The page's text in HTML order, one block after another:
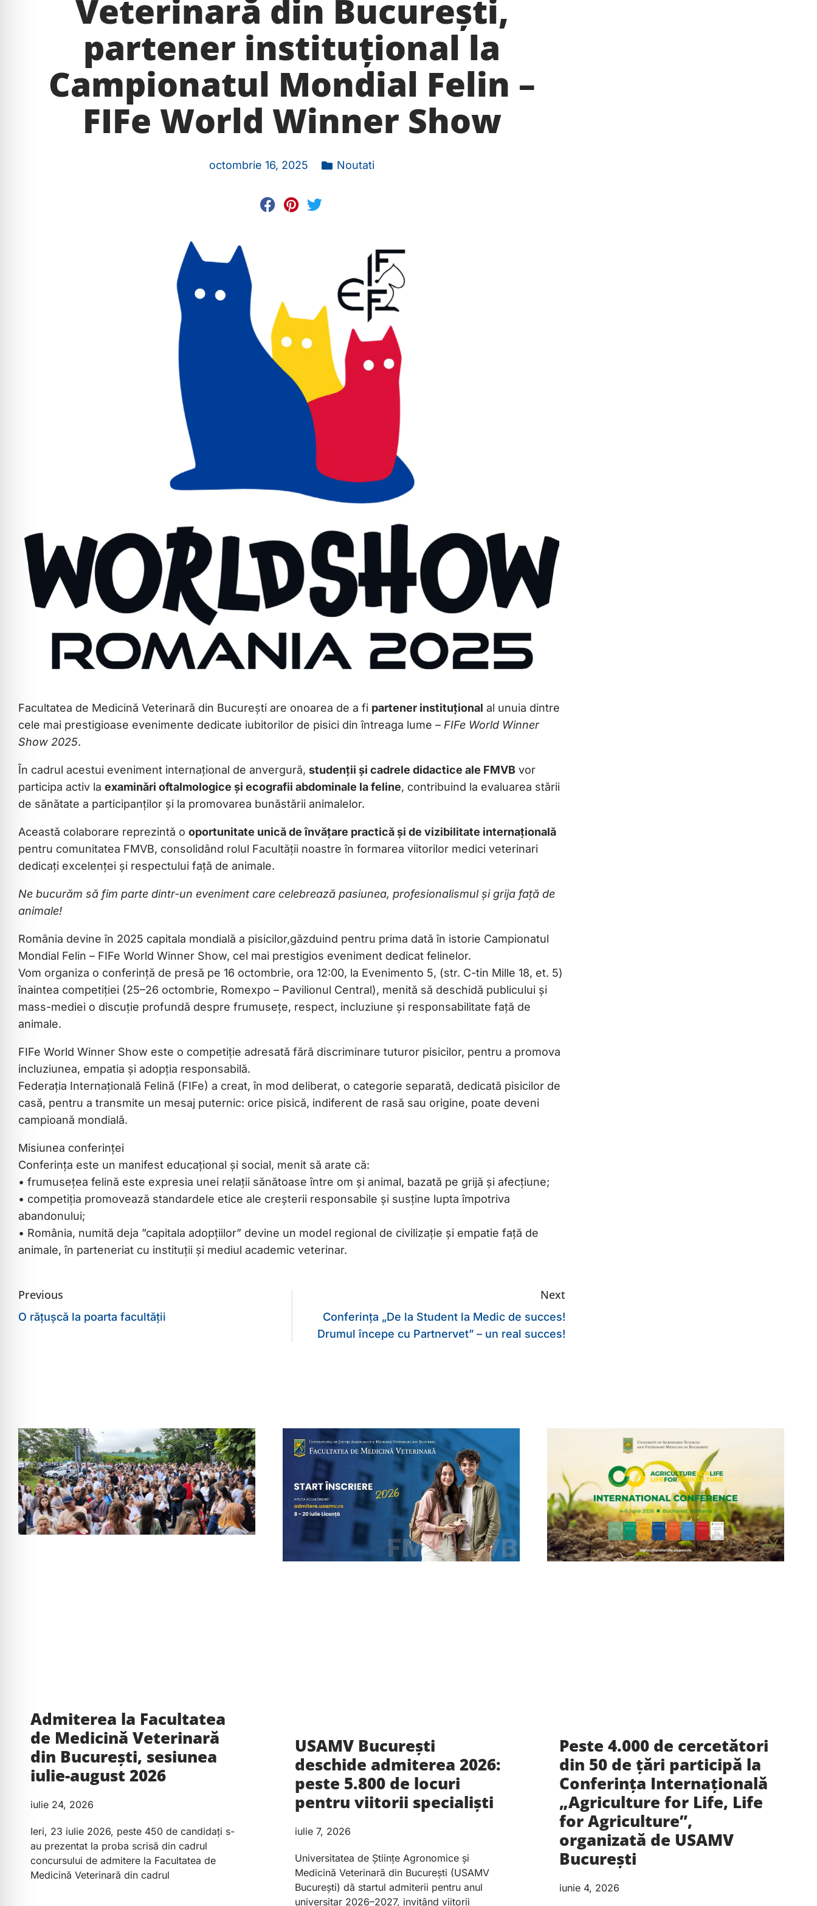
Veterinară din București,
partener instituțional la
Campionatul Mondial Felin –
FIFe World Winner Show
octombrie 16, 2025 Noutati
Facultatea de Medicină Veterinară din București are onoarea de a fi partener instituțional al unuia dintre
cele mai prestigioase evenimente dedicate iubitorilor de pisici din întreaga lume – FIFe World Winner
Show 2025.
În cadrul acestui eveniment internațional de anvergură, studenții și cadrele didactice ale FMVB vor
participa activ la examinări oftalmologice și ecografii abdominale la feline, contribuind la evaluarea stării
de sănătate a participanților și la promovarea bunăstării animalelor.
Această colaborare reprezintă o oportunitate unică de învățare practică și de vizibilitate internațională
pentru comunitatea FMVB, consolidând rolul Facultății noastre în formarea viitorilor medici veterinari
dedicați excelenței și respectului față de animale.
Ne bucurăm să fim parte dintr-un eveniment care celebrează pasiunea, profesionalismul și grija față de
animale!
România devine în 2025 capitala mondială a pisicilor,găzduind pentru prima dată în istorie Campionatul
Mondial Felin – FIFe World Winner Show, cel mai prestigios eveniment dedicat felinelor.
Vom organiza o conferință de presă pe 16 octombrie, ora 12:00, la Evenimento 5, (str. C-tin Mille 18, et. 5)
înaintea competiției (25–26 octombrie, Romexpo – Pavilionul Central), menită să deschidă publicului și
mass-mediei o discuție profundă despre frumusețe, respect, incluziune și responsabilitate față de
animale.
FIFe World Winner Show este o competiție adresată fără discriminare tuturor pisicilor, pentru a promova
incluziunea, empatia și adopția responsabilă.
Federația Internațională Felină (FIFe) a creat, în mod deliberat, o categorie separată, dedicată pisicilor de
casă, pentru a transmite un mesaj puternic: orice pisică, indiferent de rasă sau origine, poate deveni
campioană mondială.
Misiunea conferinței
Conferința este un manifest educațional și social, menit să arate că:
• frumusețea felină este expresia unei relații sănătoase între om și animal, bazată pe grijă și afecțiune;
• competiția promovează standardele etice ale creșterii responsabile și susține lupta împotriva
abandonului;
• România, numită deja ”capitala adopțiilor” devine un model regional de civilizație și empatie față de
animale, în parteneriat cu instituții și mediul academic veterinar.
Previous
O rățușcă la poarta facultății
Next
Conferința „De la Student la Medic de succes!
Drumul începe cu Partnervet” – un real succes!
Admiterea la Facultatea
de Medicină Veterinară
din București, sesiunea
iulie-august 2026
iulie 24, 2026
Ieri, 23 iulie 2026, peste 450 de candidați s-
au prezentat la proba scrisă din cadrul
concursului de admitere la Facultatea de
Medicină Veterinară din cadrul
USAMV București
deschide admiterea 2026:
peste 5.800 de locuri
pentru viitorii specialiști
iulie 7, 2026
Universitatea de Științe Agronomice și
Medicină Veterinară din București (USAMV
București) dă startul admiterii pentru anul
universitar 2026–2027, invitând viitorii
Peste 4.000 de cercetători
din 50 de țări participă la
Conferința Internațională
„Agriculture for Life, Life
for Agriculture”,
organizată de USAMV
București
iunie 4, 2026